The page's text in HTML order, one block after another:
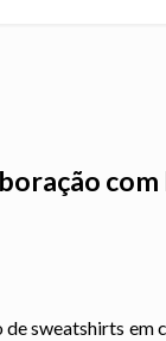
sweatshirts